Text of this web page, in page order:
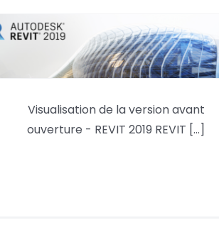
Visualisation de la version Revit
avant ouverture – REVIT 2019
Visualisation de la version avant
ouverture - REVIT 2019 REVIT [...]